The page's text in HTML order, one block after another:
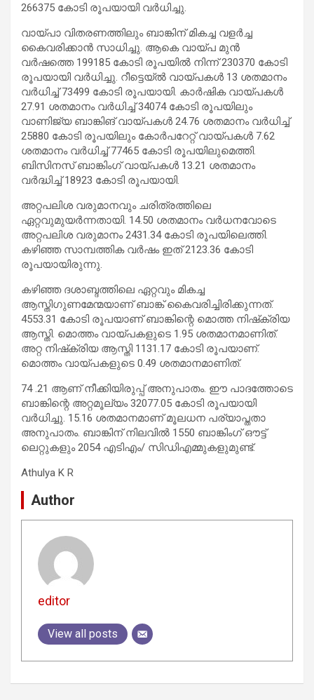
266375 കോടി രൂപയായി വര്‍ധിച്ചു.
വായ്പാ വിതരണത്തിലും ബാങ്കിന് മികച്ച വളർച്ച
കൈവരിക്കാൻ സാധിച്ചു. ആകെ വായ്പ മുന്‍
വര്‍ഷത്തെ 199185 കോടി രൂപയില്‍ നിന്ന് 230370 കോടി
രൂപയായി വര്‍ധിച്ചു. റീട്ടെയ്ൽ വായ്പകള്‍ 13 ശതമാനം
വര്‍ധിച്ച് 73499 കോടി രൂപയായി. കാര്‍ഷിക വായ്പകള്‍
27.91 ശതമാനം വര്‍ധിച്ച് 34074 കോടി രൂപയിലും
വാണിജ്യ ബാങ്കിങ് വായ്പകള്‍ 24.76 ശതമാനം വര്‍ധിച്ച്
25880 കോടി രൂപയിലും കോര്‍പറേറ്റ് വായ്പകള്‍ 7.62
ശതമാനം വര്‍ധിച്ച് 77465 കോടി രൂപയിലുമെത്തി.
ബിസിനസ് ബാങ്കിംഗ് വായ്‌പകൾ 13.21 ശതമാനം
വർദ്ധിച്ച് 18923 കോടി രൂപയായി.
അറ്റപലിശ വരുമാനവും ചരിത്രത്തിലെ
ഏറ്റവുമുയർന്നതായി. 14.50 ശതമാനം വര്‍ധനവോടെ
അറ്റപലിശ വരുമാനം 2431.34 കോടി രൂപയിലെത്തി.
കഴിഞ്ഞ സാമ്പത്തിക വർഷം ഇത് 2123.36 കോടി
രൂപയായിരുന്നു.
കഴിഞ്ഞ ദശാബ്ദത്തിലെ ഏറ്റവും മികച്ച
ആസ്തിഗുണമേന്മയാണ് ബാങ്ക് കൈവരിച്ചിരിക്കുന്നത്.
4553.31 കോടി രൂപയാണ് ബാങ്കിന്റെ മൊത്ത നിഷ്‌ക്രിയ
ആസ്തി. മൊത്തം വായ്പകളുടെ 1.95 ശതമാനമാണിത്.
അറ്റ നിഷ്‌ക്രിയ ആസ്തി 1131.17 കോടി രൂപയാണ്.
മൊത്തം വായ്പകളുടെ 0.49 ശതമാനമാണിത്.
74 .21 ആണ് നീക്കിയിരുപ്പ് അനുപാതം. ഈ പാദത്തോടെ
ബാങ്കിന്റെ അറ്റമൂല്യം 32077.05 കോടി രൂപയായി
വര്‍ധിച്ചു. 15.16 ശതമാനമാണ് മൂലധന പര്യാപ്തതാ
അനുപാതം. ബാങ്കിന് നിലവിൽ 1550 ബാങ്കിംഗ് ഔട്ട്
ലെറ്റുകളും 2054 എടിഎം/ സിഡിഎമ്മുകളുമുണ്ട്.
Athulya K R
Author
editor
View all posts